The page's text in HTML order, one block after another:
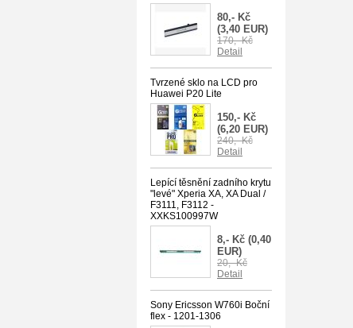
80,- Kč
(3,40 EUR)
170,- Kč
Detail
Tvrzené sklo na LCD pro
Huawei P20 Lite
150,- Kč
(6,20 EUR)
240,- Kč
Detail
Lepící těsnění zadního krytu
"levé" Xperia XA, XA Dual /
F3111, F3112 -
XXKS100997W
8,- Kč (0,40
EUR)
20,- Kč
Detail
Sony Ericsson W760i Boční
flex - 1201-1306